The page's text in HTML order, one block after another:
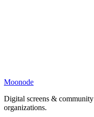
Moonode
Digital screens &
organizations.